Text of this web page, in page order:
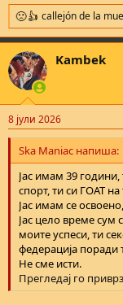
R
e
a
c
t
i
n
s
:
callejón de la
Kambek
8 јули 2026
Ska Maniac напиша:
Јас имам 39
спорт, ти си ГОАТ на
Јас имам се
Јас цело време сум
моите успеси, ти
федерација поради
Не сме исти.
Прегледај го